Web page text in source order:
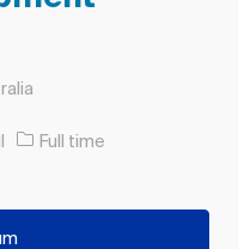
Tipul postului
Full time